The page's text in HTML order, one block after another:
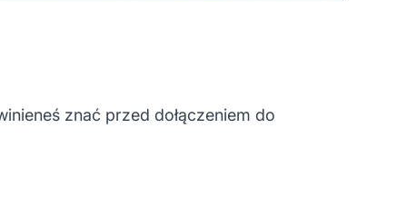
znać przed dołączeniem do